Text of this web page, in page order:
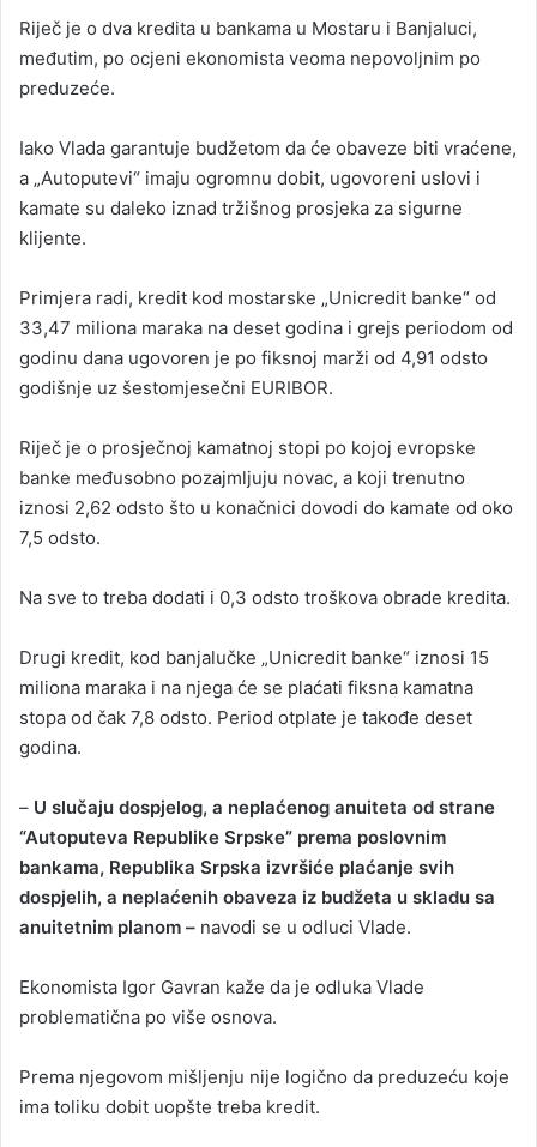
Riječ je o dva kredita u bankama u Mostaru i Banjaluci,
međutim, po ocjeni ekonomista veoma nepovoljnim po
preduzeće.
Iako Vlada garantuje budžetom da će obaveze biti vraćene,
a „Autoputevi“ imaju ogromnu dobit, ugovoreni uslovi i
kamate su daleko iznad tržišnog prosjeka za sigurne
klijente.
Primjera radi, kredit kod mostarske „Unicredit banke“ od
33,47 miliona maraka na deset godina i grejs periodom od
godinu dana ugovoren je po fiksnoj marži od 4,91 odsto
godišnje uz šestomjesečni EURIBOR.
Riječ je o prosječnoj kamatnoj stopi po kojoj evropske
banke međusobno pozajmljuju novac, a koji trenutno
iznosi 2,62 odsto što u konačnici dovodi do kamate od oko
7,5 odsto.
Na sve to treba dodati i 0,3 odsto troškova obrade kredita.
Drugi kredit, kod banjalučke „Unicredit banke“ iznosi 15
miliona maraka i na njega će se plaćati fiksna kamatna
stopa od čak 7,8 odsto. Period otplate je takođe deset
godina.
– U slučaju dospjelog, a neplaćenog anuiteta od strane
“Autoputeva Republike Srpske” prema poslovnim
bankama, Republika Srpska izvršiće plaćanje svih
dospjelih, a neplaćenih obaveza iz budžeta u skladu sa
anuitetnim planom – navodi se u odluci Vlade.
Ekonomista Igor Gavran kaže da je odluka Vlade
problematična po više osnova.
Prema njegovom mišljenju nije logično da preduzeću koje
ima toliku dobit uopšte treba kredit.